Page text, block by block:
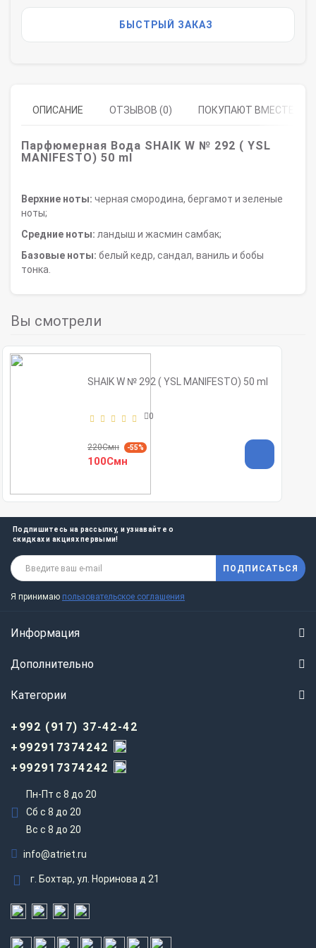
БЫСТРЫЙ ЗАКАЗ
ОПИСАНИЕ ОТЗЫВОВ (0) ПОКУПАЮТ ВМЕСТЕ
Парфюмерная Вода SHAIK W № 292 ( YSL
MANIFESTO) 50 ml
Верхние ноты: черная смородина, бергамот и зеленые
ноты;
Средние ноты: ландыш и жасмин самбак;
Базовые ноты: белый кедр, сандал, ваниль и бобы
тонка.
Вы смотрели
SHAIK W № 292 ( YSL MANIFESTO) 50 ml
0
220Смн -55%
100Смн
Подпишитесь на рассылку, и узнавайте о
скидках и акциях первыми!
ПОДПИСАТЬСЯ
Я принимаю пользовательское соглашения
Информация
Дополнительно
Категории
+992 (917) 37-42-42
+992917374242
+992917374242
Пн-Пт с 8 до 20
Сб с 8 до 20
Вс c 8 до 20
info@atriet.ru
г. Бохтар, ул. Норинова д 21